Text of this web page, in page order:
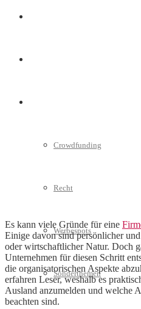
Crowdfunding
Recht
Werbespots
Sonderthemen
Es kann viele Gründe für eine
Einige davon sind persönlicher
oder wirtschaftlicher Natur. Doch
Unternehmen für diesen Schritt
die organisatorischen Aspekte
erfahren Leser, weshalb es
Ausland anzumelden und welche
beachten sind.